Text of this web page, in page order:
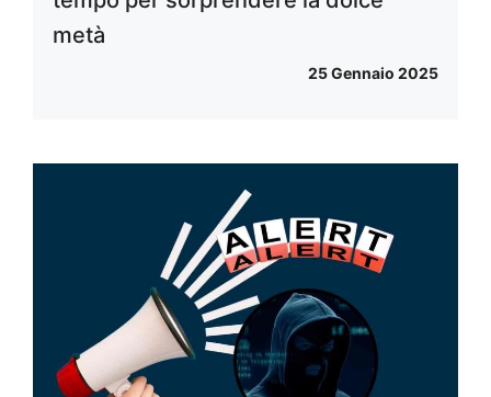
metà
25 Gennaio 2025